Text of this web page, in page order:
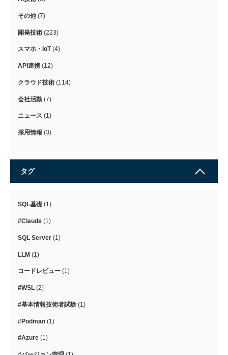
その他(7)
開発技術 (223)
スマホ・IoT(4)
API連携 (12)
クラウド技術 (114)
会社活動 (7)
ニュース (1)
採用情報 (3)
タグ
SQL基礎 (1)
#Claude (1)
SQL Server (1)
LLM (1)
コードレビュー (1)
#WSL (2)
#基本情報技術者試験 (1)
#Podman (1)
#Azure (1)